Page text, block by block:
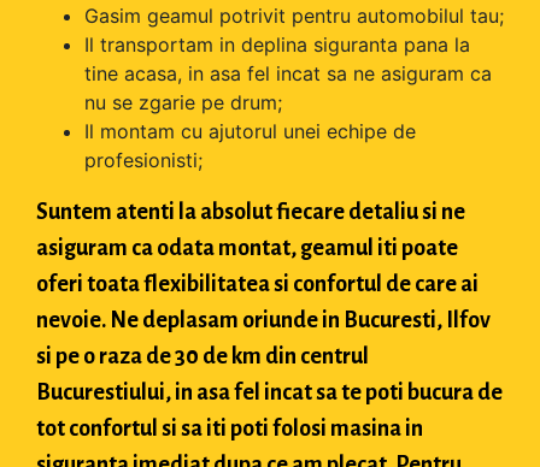
Gasim geamul potrivit pentru automobilul tau;
Il transportam in deplina siguranta pana la
tine acasa, in asa fel incat sa ne asiguram ca
nu se zgarie pe drum;
Il montam cu ajutorul unei echipe de
profesionisti;
Suntem atenti la absolut fiecare detaliu si ne
asiguram ca odata montat, geamul iti poate
oferi toata flexibilitatea si confortul de care ai
nevoie. Ne deplasam oriunde in Bucuresti, Ilfov
si pe o raza de 30 de km din centrul
Bucurestiului, in asa fel incat sa te poti bucura de
tot confortul si sa iti poti folosi masina in